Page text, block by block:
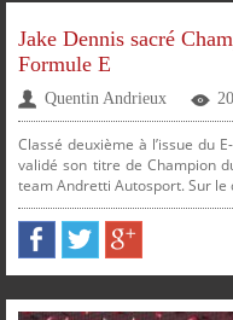
Jake Dennis sacré
Formule E
Quentin Andrieux
Classé deuxième à l’issue du
validé son titre de Champion
team Andretti Autosport. Sur le